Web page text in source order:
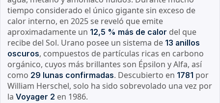
tiempo considerado el único gigante sin exceso de
calor interno, en 2025 se reveló que emite
aproximadamente un 12,5 % más de calor del que
recibe del Sol. Urano posee un sistema de 13 anillos
oscuros, compuestos de partículas ricas en carbono
orgánico, cuyos más brillantes son Épsilon y Alfa, así
como 29 lunas confirmadas. Descubierto en 1781 por
William Herschel, solo ha sido sobrevolado una vez por
laVoyager 2 en 1986.